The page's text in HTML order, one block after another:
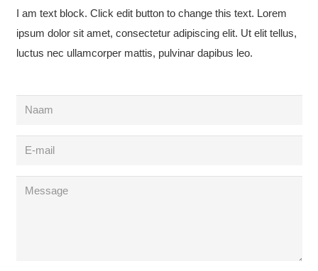
I am text block. Click edit button to change this text. Lorem
ipsum dolor sit amet, consectetur adipiscing elit. Ut elit tellus,
luctus nec ullamcorper mattis, pulvinar dapibus leo.